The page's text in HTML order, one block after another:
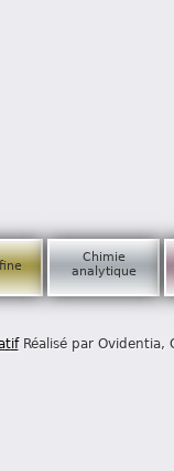
Chimie
analytique
Réalisé par Ovidentia,